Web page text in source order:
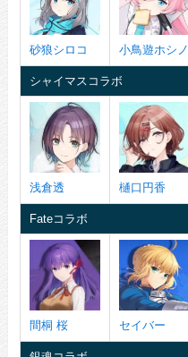
砂狼シロコ 小鳥遊ホシノ
シャイマスコラボ
浅倉透 樋口円香
Fateコラボ
間桐 桜 セイバー